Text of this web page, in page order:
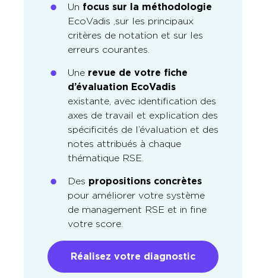
Un focus sur la méthodologie
EcoVadis ,sur les principaux
critères de notation et sur les
erreurs courantes.
Une revue de votre fiche
d’évaluation EcoVadis
existante, avec identification des
axes de travail et explication des
spécificités de l’évaluation et des
notes attribués à chaque
thématique RSE.
Des propositions concrètes
pour améliorer votre système
de management RSE et in fine
votre score.
Réalisez votre diagnostic